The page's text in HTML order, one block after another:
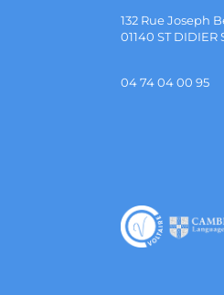
132 Rue Joseph
01140 ST DIDIER
04 74 04 00 95